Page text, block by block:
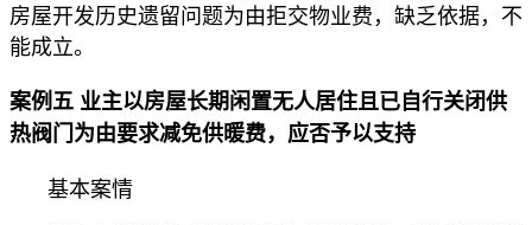
房屋开发历史遗留问题为由拒交物业费，缺乏依据，不
能成立。
案例五 业主以房屋长期闲置无人居住且已自行关闭供
热阀门为由要求减免供暖费，应否予以支持
基本案情